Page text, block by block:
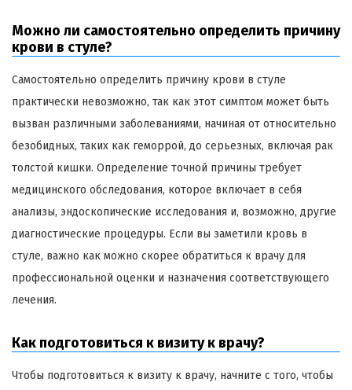
Можно ли самостоятельно определить причину
крови в стуле?
Самостоятельно определить причину крови в стуле
практически невозможно, так как этот симптом может быть
вызван различными заболеваниями, начиная от относительно
безобидных, таких как геморрой, до серьезных, включая рак
толстой кишки. Определение точной причины требует
медицинского обследования, которое включает в себя
анализы, эндоскопические исследования и, возможно, другие
диагностические процедуры. Если вы заметили кровь в
стуле, важно как можно скорее обратиться к врачу для
профессиональной оценки и назначения соответствующего
лечения.
Как подготовиться к визиту к врачу?
Чтобы подготовиться к визиту к врачу, начните с того, чтобы